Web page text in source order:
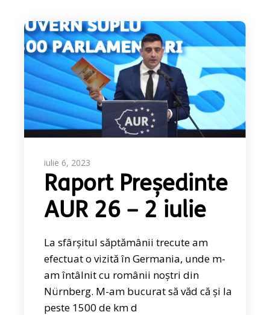
iulie 6, 2023
Raport Președinte
AUR 26 – 2 iulie
La sfârșitul săptămânii trecute am
efectuat o vizită în Germania, unde m-
am întâlnit cu românii noștri din
Nürnberg. M-am bucurat să văd că și la
peste 1500 de km d